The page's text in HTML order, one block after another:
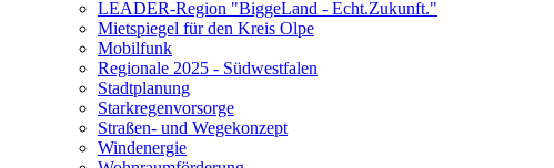
LEADER-Region "BiggeLand - Echt.Zukunft."
Mietspiegel für den Kreis Olpe
Mobilfunk
Regionale 2025 - Südwestfalen
Stadtplanung
Starkregenvorsorge
Straßen- und Wegekonzept
Windenergie